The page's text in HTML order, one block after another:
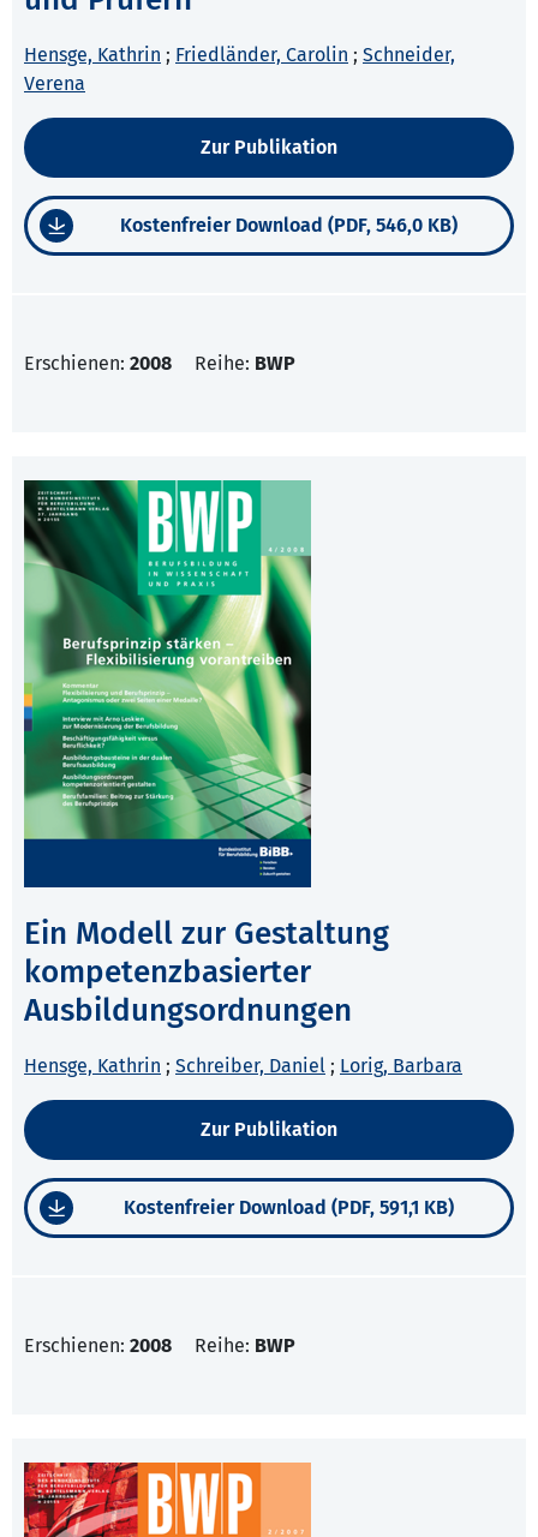
Hensge, Kathrin ; Friedländer, Carolin ; Schneider,
Verena
Zur Publikation
Kostenfreier Download (PDF, 546,0 KB)
Erschienen: 2008 Reihe: BWP
Ein Modell zur Gestaltung
kompetenzbasierter
Ausbildungsordnungen
Hensge, Kathrin ; Schreiber, Daniel ; Lorig, Barbara
Zur Publikation
Kostenfreier Download (PDF, 591,1 KB)
Erschienen: 2008 Reihe: BWP